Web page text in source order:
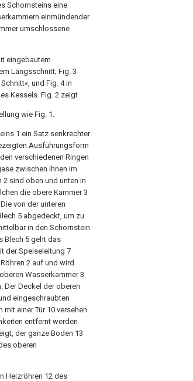
Schornsteins eine
einmündender
umschlossene
eingebautem
Längsschnitt; Fig. 3
und Fig. 4 in
Kessels. Fig. 2 zeigt
wie Fig. 1.
1 ein Satz senkrechter
Ausführungsform
verschiedenen Ringen
zwischen ihnen im
2 sind oben und unten in
die obere Kammer 3
von der unteren
5 abgedeckt, um zu
in den Schornstein
Blech 5 geht das
der Speiseleitung 7
2 auf und wird
Wasserkammer 3
Der Deckel der oberen
eingeschraubten
einer Tür 10 versehen
entfernt werden
der ganze Boden 13
oberen
Heizröhren 12 des